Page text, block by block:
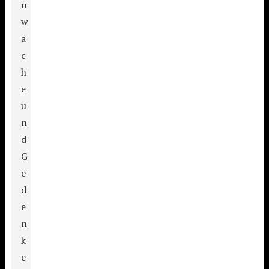
n
w
a
c
h
e
u
n
d
G
e
d
e
n
k
e